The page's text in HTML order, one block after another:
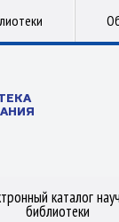
каталог
библиотеки